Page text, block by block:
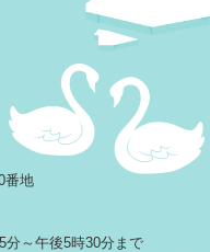
番地
分～午後5時30分まで